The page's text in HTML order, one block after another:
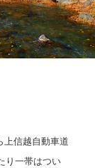
上信越自動車道
り一帯はつい